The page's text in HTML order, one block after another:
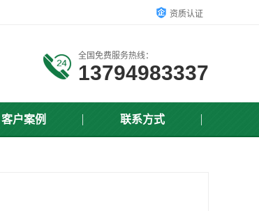
资质认证
全国免费服务热线：
13794983337
客户案例 联系方式